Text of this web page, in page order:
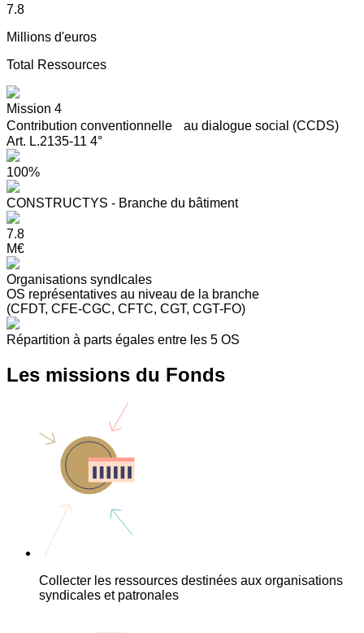
7.8
Millions d'euros
Total Ressources
Mission 4
Contribution conventionnelle au dialogue social (CCDS)
Art. L.2135-11 4°
100%
CONSTRUCTYS - Branche du bâtiment
7.8
M€
Organisations syndIcales
OS représentatives au niveau de la branche
(CFDT, CFE-CGC, CFTC, CGT, CGT-FO)
Répartition à parts égales entre les 5 OS
Les missions du Fonds
Collecter les ressources destinées aux organisations
syndicales et patronales